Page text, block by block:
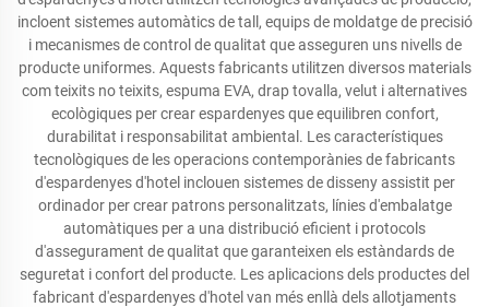
incloent sistemes automàtics de tall, equips de moldatge de precisió
i mecanismes de control de qualitat que asseguren uns nivells de
producte uniformes. Aquests fabricants utilitzen diversos materials
com teixits no teixits, espuma EVA, drap tovalla, velut i alternatives
ecològiques per crear espardenyes que equilibren confort,
durabilitat i responsabilitat ambiental. Les característiques
tecnològiques de les operacions contemporànies de fabricants
d'espardenyes d'hotel inclouen sistemes de disseny assistit per
ordinador per crear patrons personalitzats, línies d'embalatge
automàtiques per a una distribució eficient i protocols
d'assegurament de qualitat que garanteixen els estàndards de
seguretat i confort del producte. Les aplicacions dels productes del
fabricant d'espardenyes d'hotel van més enllà dels allotjaments